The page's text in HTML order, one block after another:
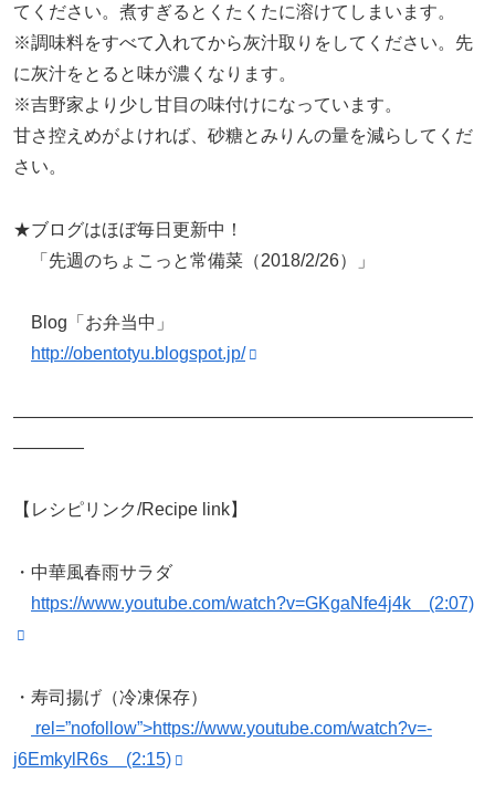
てください。煮すぎるとくたくたに溶けてしまいます。
※調味料をすべて入れてから灰汁取りをしてください。先
に灰汁をとると味が濃くなります。
※吉野家より少し甘目の味付けになっています。
甘さ控えめがよければ、砂糖とみりんの量を減らしてくだ
さい。
★ブログはほぼ毎日更新中！
「先週のちょこっと常備菜（2018/2/26）」
Blog「お弁当中」
http://obentotyu.blogspot.jp/
——————————————————————————
————
【レシピリンク/Recipe link】
・中華風春雨サラダ
https://www.youtube.com/watch?v=GKgaNfe4j4k (2:07)
・寿司揚げ（冷凍保存）
rel=”nofollow”>https://www.youtube.com/watch?v=-
j6EmkylR6s (2:15)